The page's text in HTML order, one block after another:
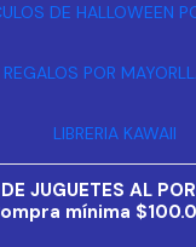
DE HALLOWEEN
POR MAYOR
LIBRERIA KAWAII
JUGUETES AL
mínima